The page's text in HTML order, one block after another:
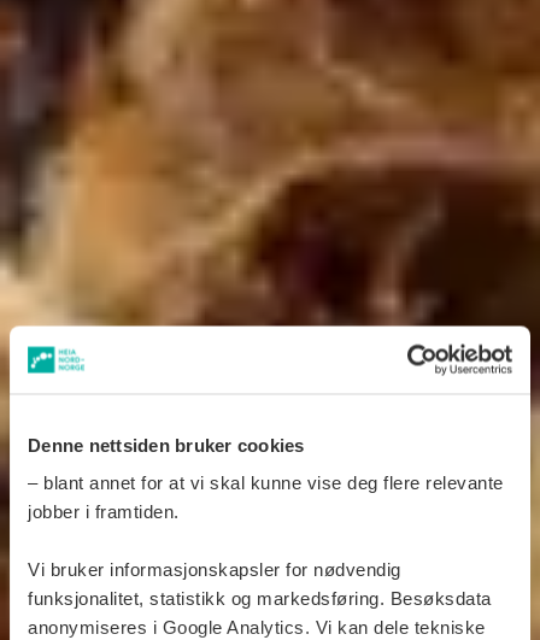
Denne nettsiden bruker cookies
– blant annet for at vi skal kunne vise deg flere relevante
jobber i framtiden.
Vi bruker informasjonskapsler for nødvendig
funksjonalitet, statistikk og markedsføring. Besøksdata
anonymiseres i Google Analytics. Vi kan dele tekniske